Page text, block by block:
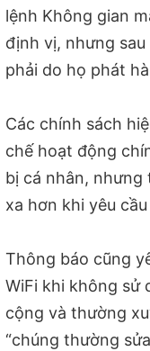
lệnh Không gian
định vị, nhưng
phải do họ phát
Các chính sách
chế hoạt động
bị cá nhân, nhưng
xa hơn khi yêu
Thông báo cũng
WiFi khi không sử
cộng và thường
“chúng thường